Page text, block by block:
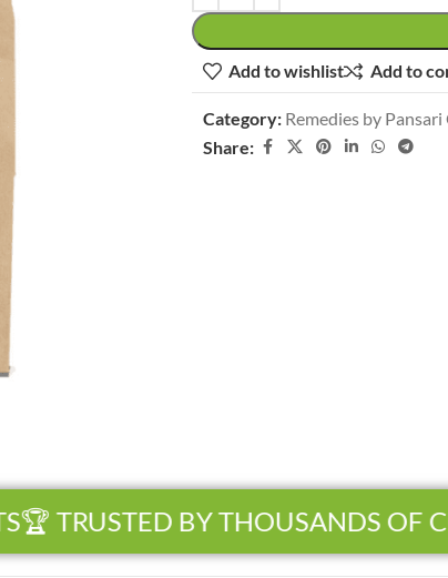
Add to wishlist Add to
Category: Remedies by
Share:
TRUSTED BY THOUSANDS OF